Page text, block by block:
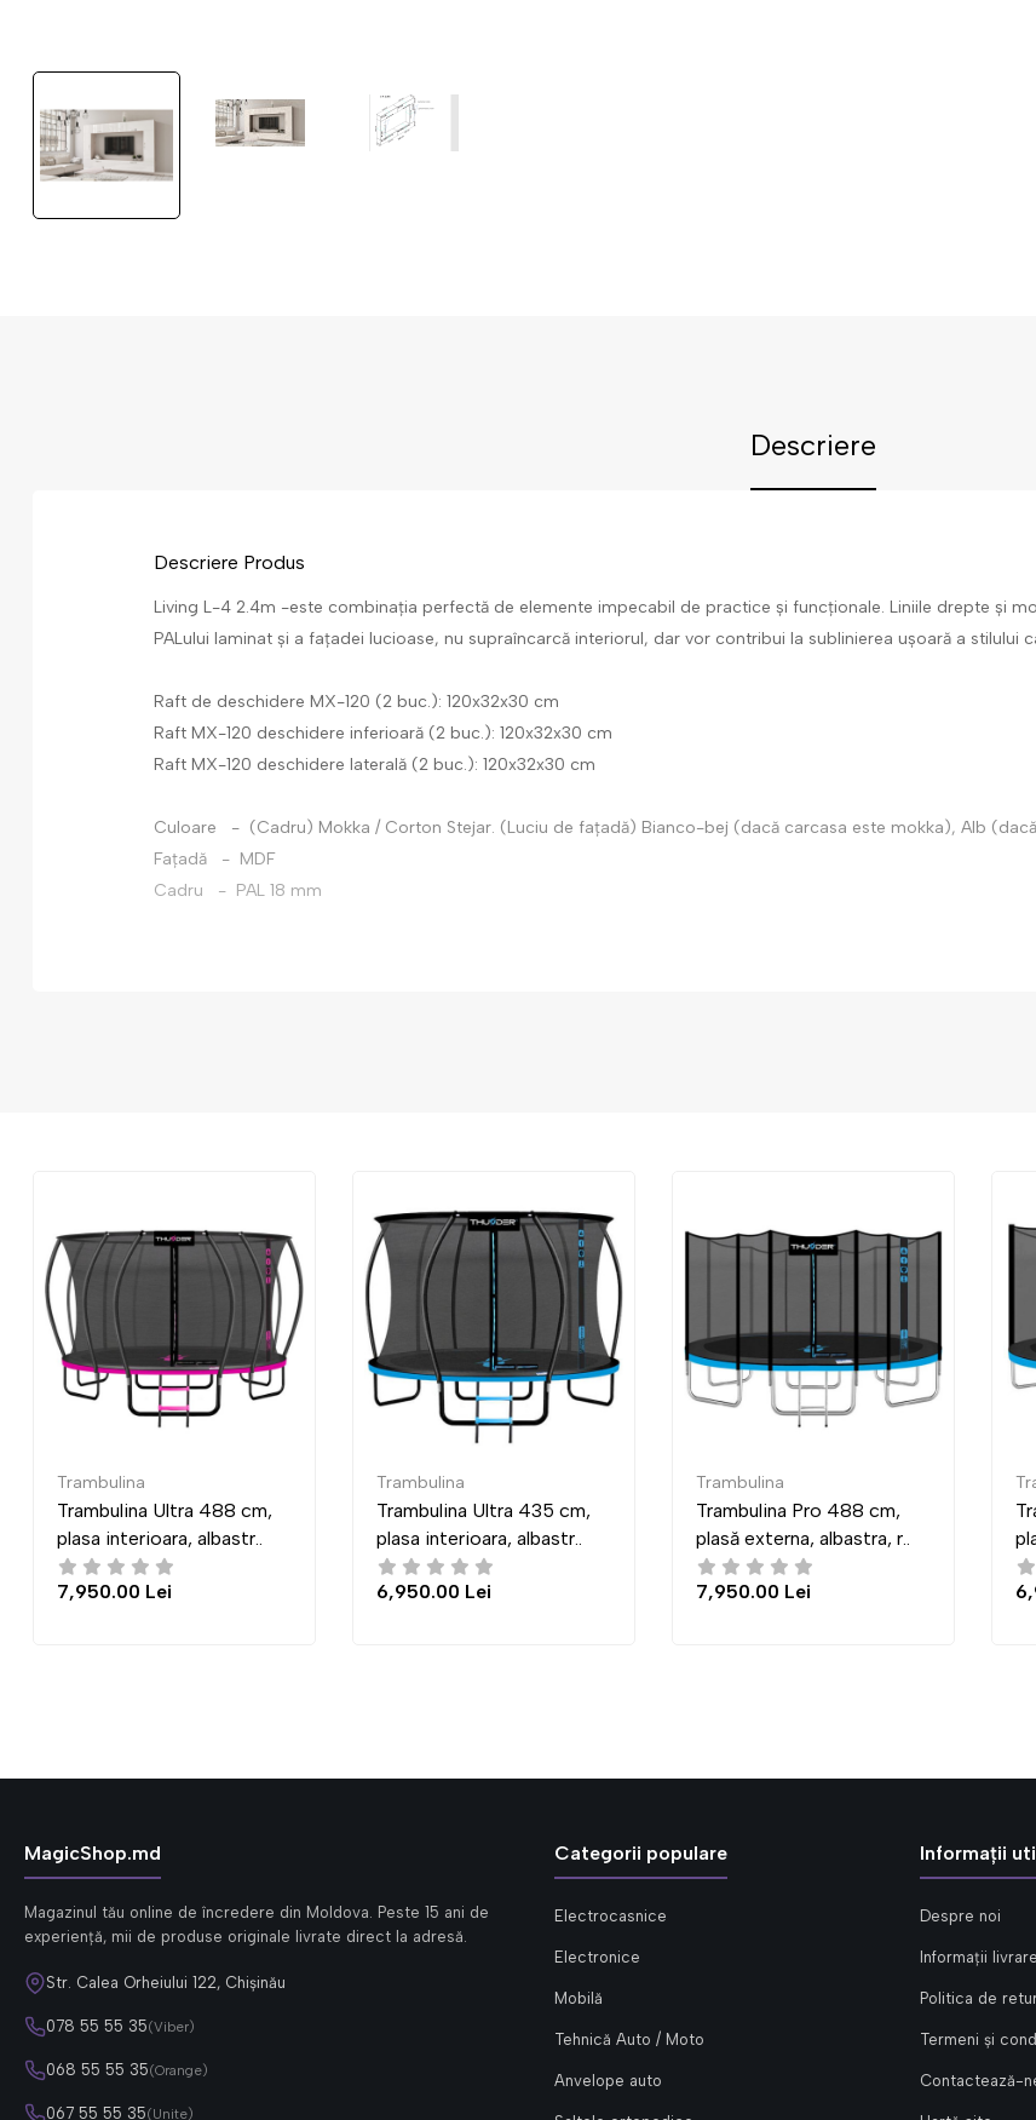
Descriere
Descriere Produs
Living L-4 2.4m -este combinația perfectă de elemente impecabil de practice și funcționale. Liniile drepte și
PALului laminat și a fațadei lucioase, nu supraîncarcă interiorul, dar vor contribui la sublinierea ușoară a stilului
Raft de deschidere MX-120 (2 buc.): 120x32x30 cm
Raft MX-120 deschidere inferioară (2 buc.): 120x32x30 cm
Raft MX-120 deschidere laterală (2 buc.): 120x32x30 cm
Culoare - (Cadru) Mokka / Corton Stejar. (Luciu de fațadă) Bianco-bej (dacă carcasa este mokka), Alb
Fațadă - MDF
Cadru - PAL 18 mm
Ultra 488 cm,
interioara, albastr..
Lei
Trambulina
Trambulina Ultra 435 cm,
plasa interioara, albastr..
6,950.00 Lei
Trambulina
Trambulina Pro 488 cm,
plasă externa, albastra, r..
7,950.00 Lei
plasa
MagicShop.md
Magazinul tău online de încredere din Moldova. Peste 15 ani de
experiență, mii de produse originale livrate direct la adresă.
Str. Calea Orheiului 122, Chișinău
078 55 55 35(Viber)
068 55 55 35(Orange)
067 55 55 35(Unite)
Categorii populare
Electrocasnice
Electronice
Mobilă
Tehnică Auto / Moto
Anvelope auto
Informații
Despre noi
Informații livrare
Politica de
Termeni și
Contactează-